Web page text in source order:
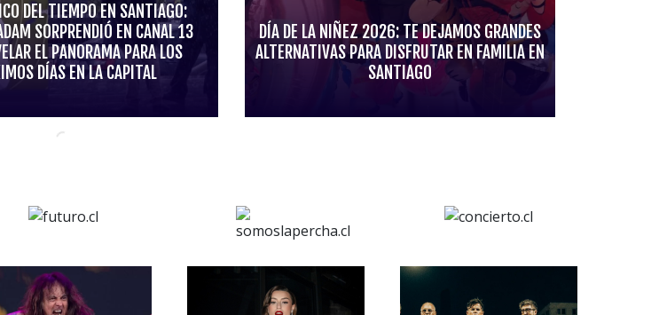
DEL TIEMPO EN SANTIAGO:
SORPRENDIÓ EN CANAL 13
EL PANORAMA PARA LOS
DÍAS EN LA CAPITAL
DÍA DE LA NIÑEZ 2026: TE DEJAMOS GRANDES
ALTERNATIVAS PARA DISFRUTAR EN FAMILIA EN
SANTIAGO